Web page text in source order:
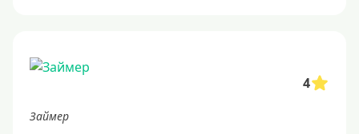
4
Займер